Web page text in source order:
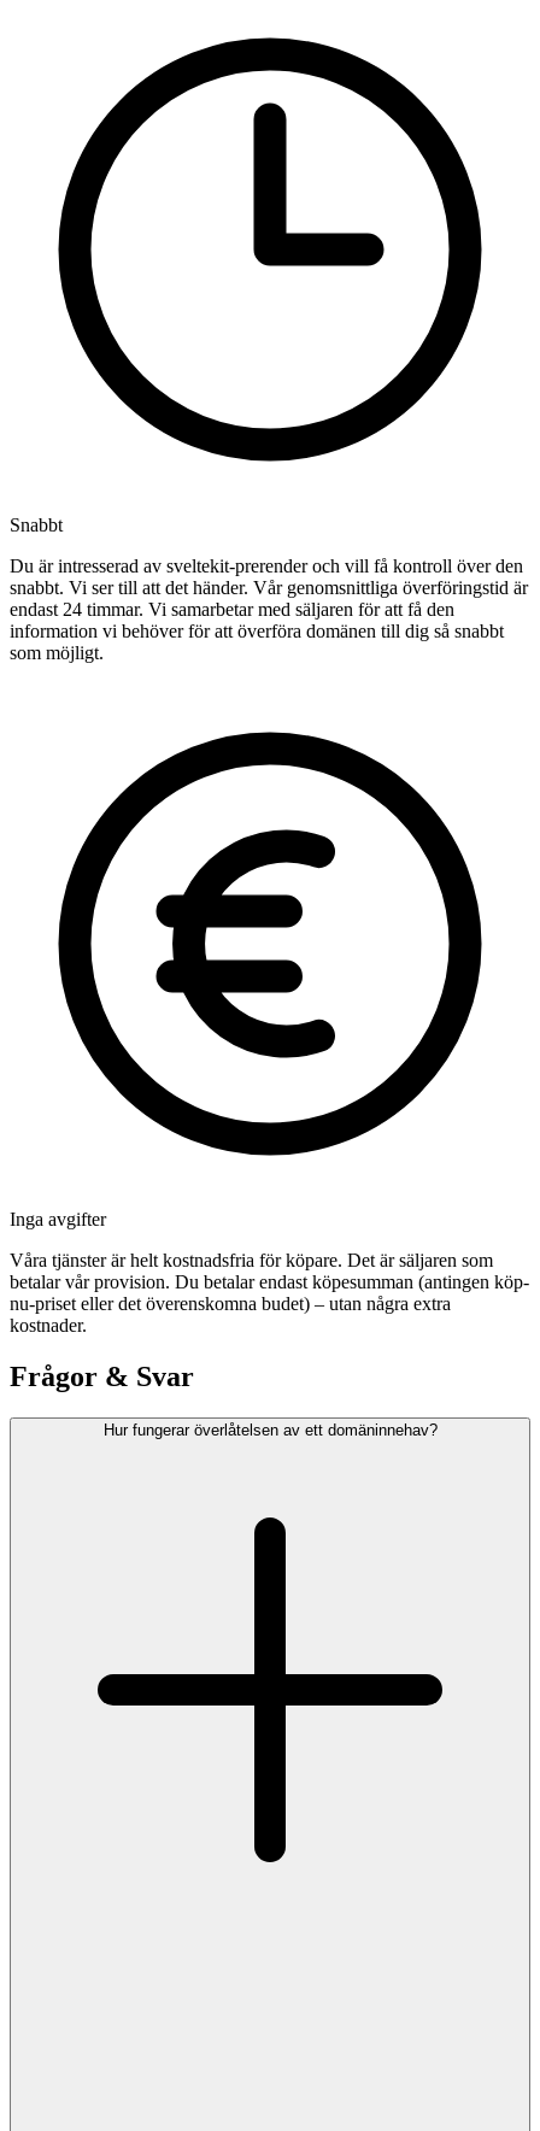
Snabbt
Du är intresserad av sveltekit-prerender och vill få kontroll över den
snabbt. Vi ser till att det händer. Vår genomsnittliga överföringstid är
endast 24 timmar. Vi samarbetar med säljaren för att få den
information vi behöver för att överföra domänen till dig så snabbt
som möjligt.
Inga avgifter
Våra tjänster är helt kostnadsfria för köpare. Det är säljaren som
betalar vår provision. Du betalar endast köpesumman (antingen köp-
nu-priset eller det överenskomna budet) – utan några extra
kostnader.
Frågor & Svar
Hur fungerar överlåtelsen av ett domäninnehav?